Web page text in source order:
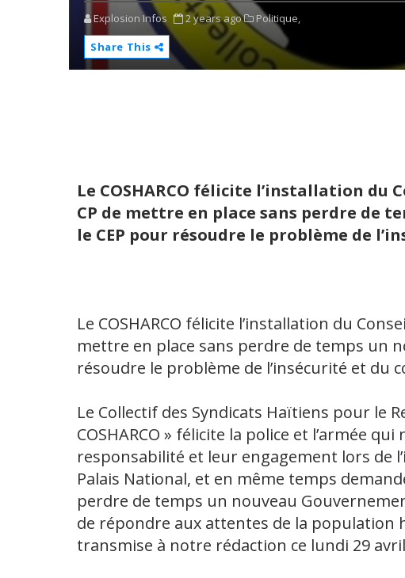
Explosion Infos 2 years ago
Politique,
Share This
Le COSHARCO félicite l’installation du
CP de mettre en place sans perdre de
le CEP pour résoudre le problème de
Le COSHARCO félicite l’installation du
mettre en place sans perdre de temps un
résoudre le problème de l’insécurité et du
Le Collectif des Syndicats Haïtiens pour le
COSHARCO » félicite la police et l’armée
responsabilité et leur engagement lors de
Palais National, et en même temps
perdre de temps un nouveau
de répondre aux attentes de la population
transmise à notre rédaction ce lundi 29